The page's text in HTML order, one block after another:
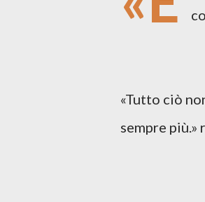
«Tutto ciò
sempre più.»